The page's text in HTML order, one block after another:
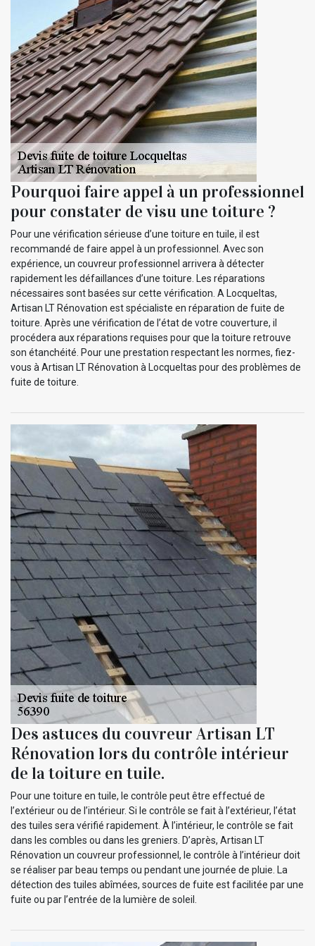
Pourquoi faire appel à un professionnel
pour constater de visu une toiture ?
Pour une vérification sérieuse d’une toiture en tuile, il est
recommandé de faire appel à un professionnel. Avec son
expérience, un couvreur professionnel arrivera à détecter
rapidement les défaillances d’une toiture. Les réparations
nécessaires sont basées sur cette vérification. A Locqueltas,
Artisan LT Rénovation est spécialiste en réparation de fuite de
toiture. Après une vérification de l’état de votre couverture, il
procédera aux réparations requises pour que la toiture retrouve
son étanchéité. Pour une prestation respectant les normes, fiez-
vous à Artisan LT Rénovation à Locqueltas pour des problèmes de
fuite de toiture.
Des astuces du couvreur Artisan LT
Rénovation lors du contrôle intérieur
de la toiture en tuile.
Pour une toiture en tuile, le contrôle peut être effectué de
l’extérieur ou de l’intérieur. Si le contrôle se fait à l’extérieur, l’état
des tuiles sera vérifié rapidement. À l’intérieur, le contrôle se fait
dans les combles ou dans les greniers. D’après, Artisan LT
Rénovation un couvreur professionnel, le contrôle à l’intérieur doit
se réaliser par beau temps ou pendant une journée de pluie. La
détection des tuiles abîmées, sources de fuite est facilitée par une
fuite ou par l’entrée de la lumière de soleil.